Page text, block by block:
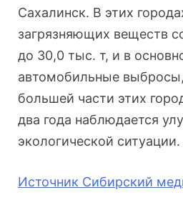
Сахалинск. В этих
загрязняющих веществ
до 30,0 тыс. т, и в
автомобильные
большей части этих
два года наблюдается
экологической ситуации.
Источник Сибирский